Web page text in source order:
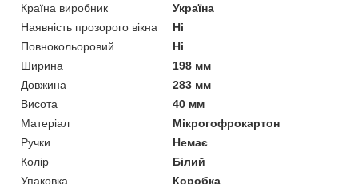
Країна виробник
Україна
Наявність прозорого вікна
Ні
Повнокольоровий
Ні
Ширина
198 мм
Довжина
283 мм
Висота
40 мм
Матеріал
Мікрогофрокартон
Ручки
Немає
Колір
Білий
Упаковка
Коробка